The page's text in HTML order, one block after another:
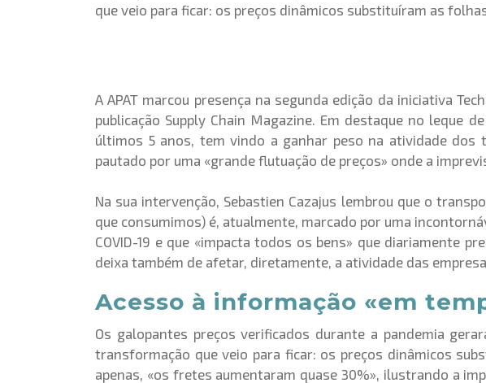
que veio para ficar: os preços dinâmicos substituíram as
A APAT marcou presença na segunda edição da iniciativa
publicação Supply Chain Magazine. Em destaque no leque
últimos 5 anos, tem vindo a ganhar peso na atividade dos
pautado por uma «grande flutuação de preços» onde a
Na sua intervenção, Sebastien Cazajus lembrou que o
que consumimos) é, atualmente, marcado por uma
COVID-19 e que «impacta todos os bens» que diariamente
deixa também de afetar, diretamente, a atividade das
Acesso à informação «em
Os galopantes preços verificados durante a pandemia
transformação que veio para ficar: os preços dinâmicos
apenas, «os fretes aumentaram quase 30%», ilustrando a